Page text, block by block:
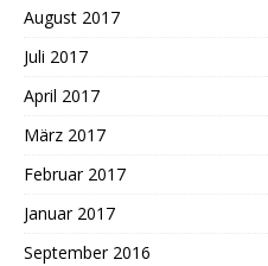
August 2017
Juli 2017
April 2017
März 2017
Februar 2017
Januar 2017
September 2016